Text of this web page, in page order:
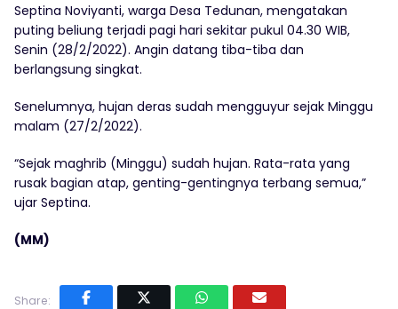
Septina Noviyanti, warga Desa Tedunan, mengatakan
puting beliung terjadi pagi hari sekitar pukul 04.30 WIB,
Senin (28/2/2022). Angin datang tiba-tiba dan
berlangsung singkat.
Senelumnya, hujan deras sudah mengguyur sejak Minggu
malam (27/2/2022).
“Sejak maghrib (Minggu) sudah hujan. Rata-rata yang
rusak bagian atap, genting-gentingnya terbang semua,”
ujar Septina.
(MM)
Share: